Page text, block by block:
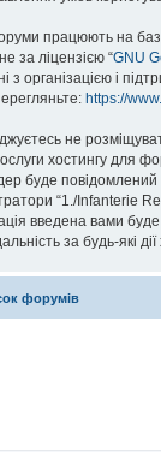
працюють на базі
за ліцензією “GNU
з організацією і
https://
не
хостингу для
буде повідомлений
“1./Infanterie
введена вами буде
за будь-які
форумів